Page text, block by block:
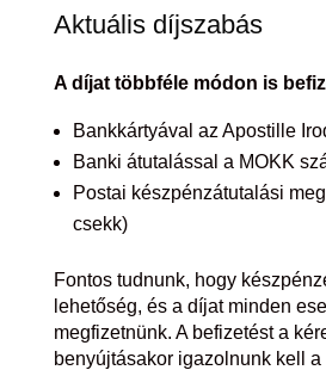
Aktuális díjszabás
A díjat többféle módon is
Bankkártyával az Apostille
Banki átutalással a MOKK
Postai készpénzátutalási
csekk)
Fontos tudnunk, hogy
lehetőség, és a díjat minden
megfizetnünk. A befizetést a
benyújtásakor igazolnunk kell